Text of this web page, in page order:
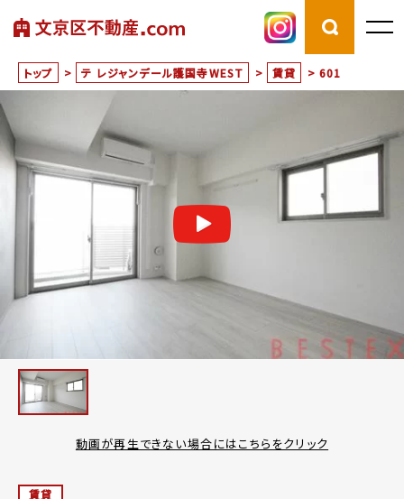
トップ > テ レジャンデール護国寺WEST > 賃貸 > 601
動画が再生できない場合にはこちらをクリック
賃貸